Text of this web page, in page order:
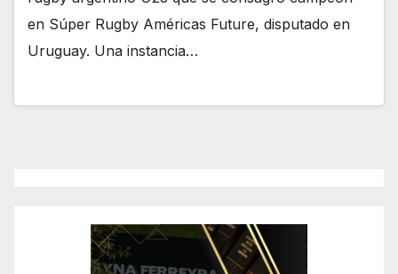
en Súper Rugby Américas Future, disputado en
Uruguay. Una instancia…